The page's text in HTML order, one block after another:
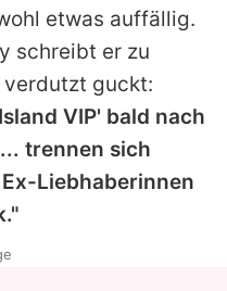
etwas auffällig.
schreibt er zu
verdutzt guckt:
VIP' bald nach
trennen sich
Liebhaberinnen